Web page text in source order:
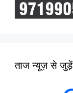
ताज न्यूज़ से जुड़ें